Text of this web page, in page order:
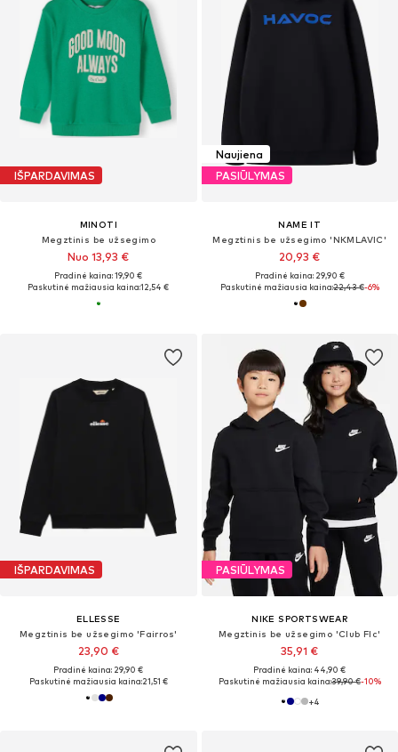
IŠPARDAVIMAS
MINOTI
Megztinis be užsegimo
Nuo 13,93 €
Pradinė kaina: 19,90 €
Paskutinė mažiausia kaina:12,54 €
Naujiena
PASIŪLYMAS
NAME IT
Megztinis be užsegimo 'NKMLAVIC'
20,93 €
Pradinė kaina: 29,90 €
Paskutinė mažiausia kaina:22,43 €-6%
IŠPARDAVIMAS
ELLESSE
Megztinis be užsegimo 'Fairros'
23,90 €
Pradinė kaina: 29,90 €
Paskutinė mažiausia kaina:21,51 €
PASIŪLYMAS
NIKE SPORTSWEAR
Megztinis be užsegimo 'Club Flc'
35,91 €
Pradinė kaina: 44,90 €
Paskutinė mažiausia kaina:39,90 €-10%
+4